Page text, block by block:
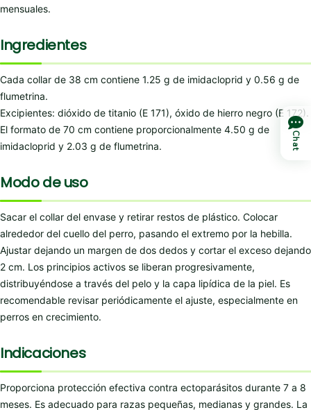
mensuales.
Ingredientes
Cada collar de 38 cm contiene 1.25 g de imidacloprid y 0.56 g de
flumetrina.
Excipientes: dióxido de titanio (E 171), óxido de hierro negro (E 172).
El formato de 70 cm contiene proporcionalmente 4.50 g de
imidacloprid y 2.03 g de flumetrina.
Modo de uso
Sacar el collar del envase y retirar restos de plástico. Colocar
alrededor del cuello del perro, pasando el extremo por la hebilla.
Ajustar dejando un margen de dos dedos y cortar el exceso dejando
2 cm. Los principios activos se liberan progresivamente,
distribuyéndose a través del pelo y la capa lipídica de la piel. Es
recomendable revisar periódicamente el ajuste, especialmente en
perros en crecimiento.
Indicaciones
Proporciona protección efectiva contra ectoparásitos durante 7 a 8
meses. Es adecuado para razas pequeñas, medianas y grandes. La
Chat